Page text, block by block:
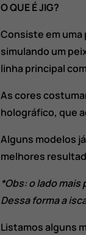
O QUE É JIG?
Consiste em uma
simulando um
linha principal
As cores
holográfico, que
Alguns modelos
melhores
*Obs: o lado
Dessa forma a
Listamos alguns